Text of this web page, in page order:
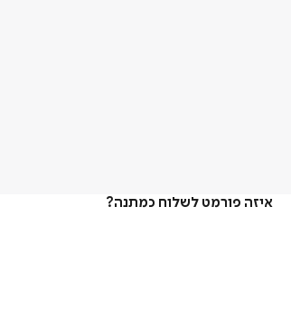
איזה פורמט לשלוח כמתנה?